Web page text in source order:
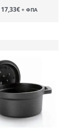
Original
price
17,33€Η+ ΦΠΑ